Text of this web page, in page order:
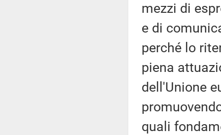
mezzi di
e di
perché lo
piena
dell'Unione
quali